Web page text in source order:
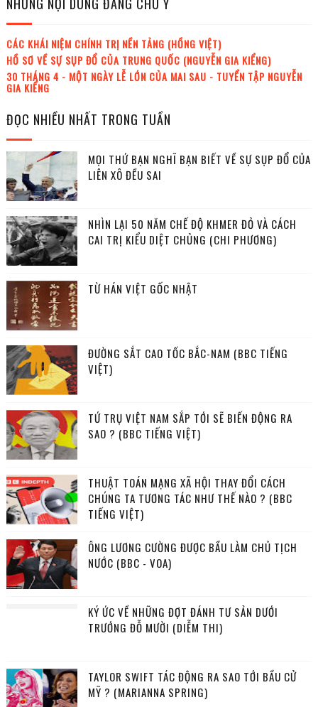
CÁC KHÁI NIỆM CHÍNH TRỊ NỀN TẢNG (HỒNG VIỆT)
HỒ SƠ VỀ SỰ SỤP ĐỔ CỦA TRUNG QUỐC (NGUYỄN GIA KIỂNG)
30 THÁNG 4 - MỘT NGÀY LỄ LỚN CỦA MAI SAU - TUYỂN TẬP NGUYỄN
GIA KIỂNG
ĐỌC NHIỀU NHẤT TRONG TUẦN
MỌI THỨ BẠN NGHĨ BẠN BIẾT VỀ SỰ SỤP ĐỔ CỦA
LIÊN XÔ ĐỀU SAI
NHÌN LẠI 50 NĂM CHẾ ĐỘ KHMER ĐỎ VÀ CÁCH
CAI TRỊ KIỂU DIỆT CHỦNG (CHI PHƯƠNG)
TỪ HÁN VIỆT GỐC NHẬT
ĐƯỜNG SẮT CAO TỐC BẮC-NAM (BBC TIẾNG
VIỆT)
TỨ TRỤ VIỆT NAM SẮP TỚI SẼ BIẾN ĐỘNG RA
SAO ? (BBC TIẾNG VIỆT)
THUẬT TOÁN MẠNG XÃ HỘI THAY ĐỔI CÁCH
CHÚNG TA TƯƠNG TÁC NHƯ THẾ NÀO ? (BBC
TIẾNG VIỆT)
ÔNG LƯƠNG CƯỜNG ĐƯỢC BẦU LÀM CHỦ TỊCH
NƯỚC (BBC - VOA)
KÝ ỨC VỀ NHỮNG ĐỢT ĐÁNH TƯ SẢN DƯỚI
TRƯỚNG ĐỖ MƯỜI (DIỄM THI)
TAYLOR SWIFT TÁC ĐỘNG RA SAO TỚI BẦU CỬ
MỸ ? (MARIANNA SPRING)